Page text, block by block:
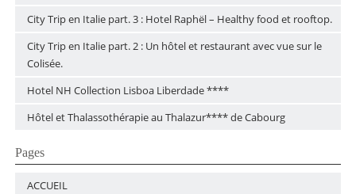
City Trip en Italie part. 3 : Hotel Raphël – Healthy food et rooftop.
City Trip en Italie part. 2 : Un hôtel et restaurant avec vue sur le
Colisée.
Hotel NH Collection Lisboa Liberdade ****
Hôtel et Thalassothérapie au Thalazur**** de Cabourg
Pages
ACCUEIL